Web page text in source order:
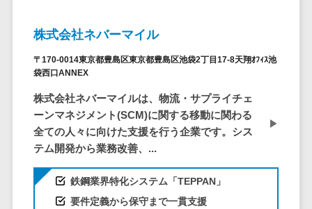
画像解析・画像検査>
ブロックチェーン
官公庁・自治体向け
GIS（地理情報システム）>
公共施設予約システム>
その他官公庁・自治体向け>
サンドボック
WAF
URLフィルタ
トセキュリティ
（EDR）
株式会社ネバーマイル
〒170-0014東京都豊島区東京都豊島区池袋2丁目17-8天翔ｵﾌｨｽ池
袋西口ANNEX
株式会社ネバーマイルは、物流・サプライチェ
ーンマネジメント(SCM)に関する移動に関わる
全ての人々に向けた支援を行う企業です。シス
テム開発から業務改善、...
鉄鋼業界特化システム「TEPPAN」
要件定義から保守まで一貫支援